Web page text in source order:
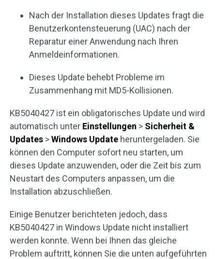
Nach der Installation dieses Updates fragt die
Benutzerkontensteuerung (UAC) nach der
Reparatur einer Anwendung nach Ihren
Anmeldeinformationen.
Dieses Update behebt Probleme im
Zusammenhang mit MD5-Kollisionen.
KB5040427 ist ein obligatorisches Update und wird
automatisch unter Einstellungen > Sicherheit &
Updates >Windows Update heruntergeladen. Sie
können den Computer sofort neu starten, um
dieses Update anzuwenden, oder die Zeit bis zum
Neustart des Computers anpassen, um die
Installation abzuschließen.
Einige Benutzer berichteten jedoch, dass
KB5040427 in Windows Update nicht installiert
werden konnte. Wenn bei Ihnen das gleiche
Problem auftritt, können Sie die unten aufgeführten